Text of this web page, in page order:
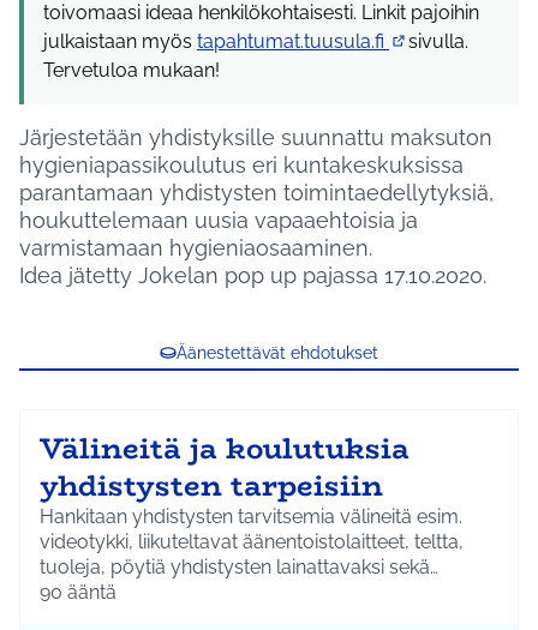
toivomaasi ideaa henkilökohtaisesti. Linkit pajoihin
julkaistaan myös tapahtumat.tuusula.fi
sivulla.
Tervetuloa mukaan!
Järjestetään yhdistyksille suunnattu maksuton
hygieniapassikoulutus eri kuntakeskuksissa
parantamaan yhdistysten toimintaedellytyksiä,
houkuttelemaan uusia vapaaehtoisia ja
varmistamaan hygieniaosaaminen.
Idea jätetty Jokelan pop up pajassa 17.10.2020.
Äänestettävät ehdotukset
Välineitä ja koulutuksia
yhdistysten tarpeisiin
Hankitaan yhdistysten tarvitsemia välineitä esim.
videotykki, liikuteltavat äänentoistolaitteet, teltta,
tuoleja, pöytiä yhdistysten lainattavaksi sekä
järjestetään koulutuksia. Hankkeen toteutuessa
90 ääntä